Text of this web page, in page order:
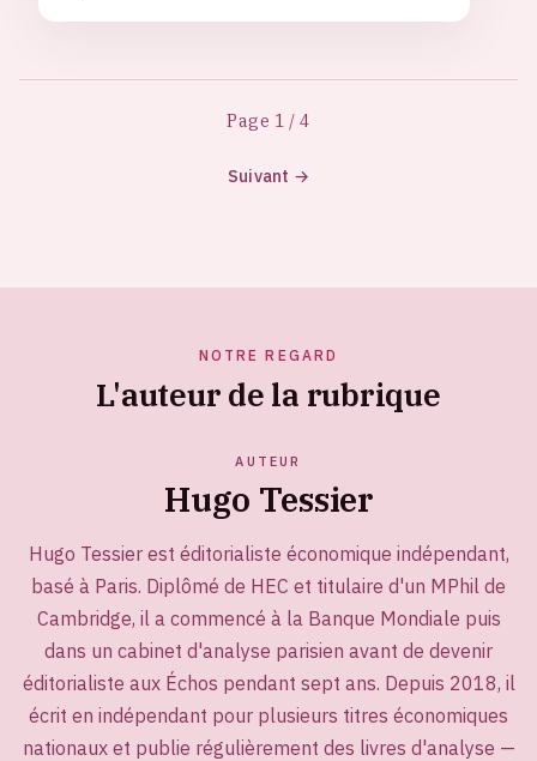
Page 1 / 4
Suivant →
NOTRE REGARD
L'auteur de la rubrique
AUTEUR
Hugo Tessier
Hugo Tessier est éditorialiste économique indépendant,
basé à Paris. Diplômé de HEC et titulaire d'un MPhil de
Cambridge, il a commencé à la Banque Mondiale puis
dans un cabinet d'analyse parisien avant de devenir
éditorialiste aux Échos pendant sept ans. Depuis 2018, il
écrit en indépendant pour plusieurs titres économiques
nationaux et publie régulièrement des livres d'analyse —